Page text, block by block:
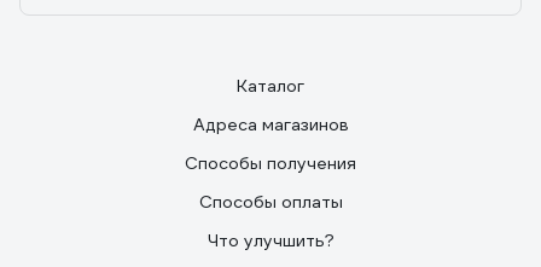
Каталог
Адреса магазинов
Способы получения
Способы оплаты
Что улучшить?